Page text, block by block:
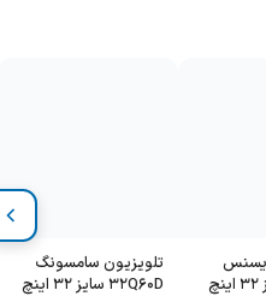
تلویزیون سامسونگ
32Q60D سایز 32 اینچ